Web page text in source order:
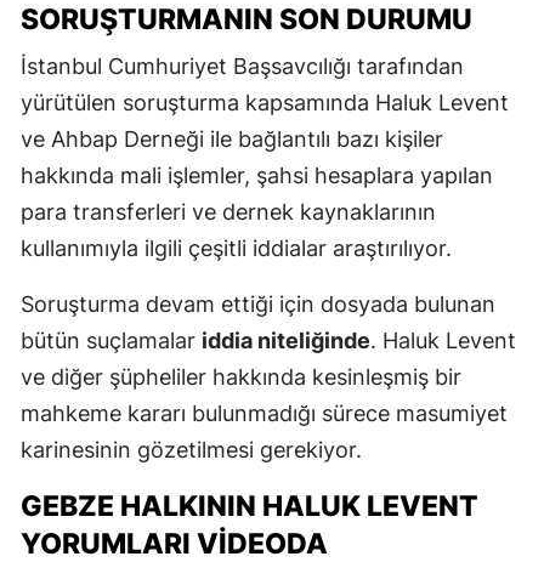
SORUŞTURMANIN SON DURUMU
İstanbul Cumhuriyet Başsavcılığı tarafından
yürütülen soruşturma kapsamında Haluk Levent
ve Ahbap Derneği ile bağlantılı bazı kişiler
hakkında mali işlemler, şahsi hesaplara yapılan
para transferleri ve dernek kaynaklarının
kullanımıyla ilgili çeşitli iddialar araştırılıyor.
Soruşturma devam ettiği için dosyada bulunan
bütün suçlamalar iddia niteliğinde. Haluk Levent
ve diğer şüpheliler hakkında kesinleşmiş bir
mahkeme kararı bulunmadığı sürece masumiyet
karinesinin gözetilmesi gerekiyor.
GEBZE HALKININ HALUK LEVENT
YORUMLARI VIDEODA